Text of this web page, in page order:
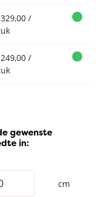
/
/
gewenste
in:
cm